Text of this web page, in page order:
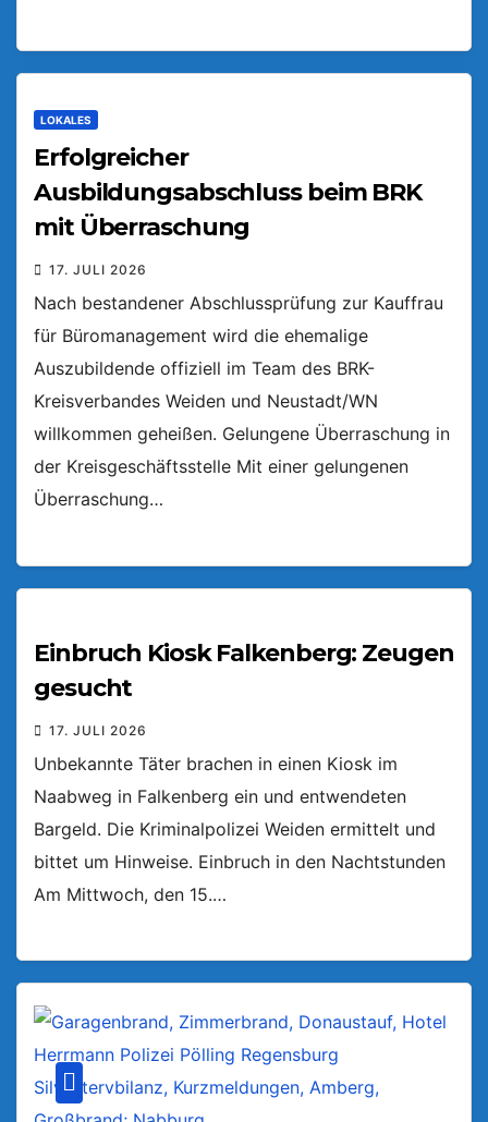
LOKALES
Erfolgreicher
Ausbildungsabschluss beim BRK
mit Überraschung
17. JULI 2026
Nach bestandener Abschlussprüfung zur Kauffrau
für Büromanagement wird die ehemalige
Auszubildende offiziell im Team des BRK-
Kreisverbandes Weiden und Neustadt/WN
willkommen geheißen. Gelungene Überraschung in
der Kreisgeschäftsstelle Mit einer gelungenen
Überraschung…
Einbruch Kiosk Falkenberg: Zeugen
gesucht
17. JULI 2026
Unbekannte Täter brachen in einen Kiosk im
Naabweg in Falkenberg ein und entwendeten
Bargeld. Die Kriminalpolizei Weiden ermittelt und
bittet um Hinweise. Einbruch in den Nachtstunden
Am Mittwoch, den 15.…